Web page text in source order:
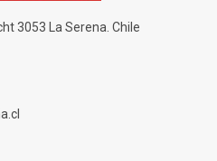
3053 La Serena. Chile